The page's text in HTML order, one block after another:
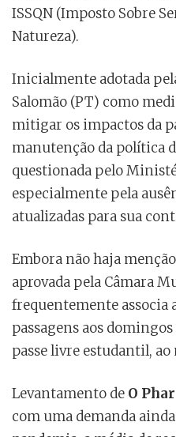
ISSQN (Imposto Sobre
Natureza).
Inicialmente adotada
Salomão (PT) como
mitigar os impactos da
manutenção da política
questionada pelo
especialmente pela
atualizadas para sua
Embora não haja
aprovada pela Câmara
frequentemente associa
passagens aos
passe livre estudantil,
Levantamento de O
com uma demanda